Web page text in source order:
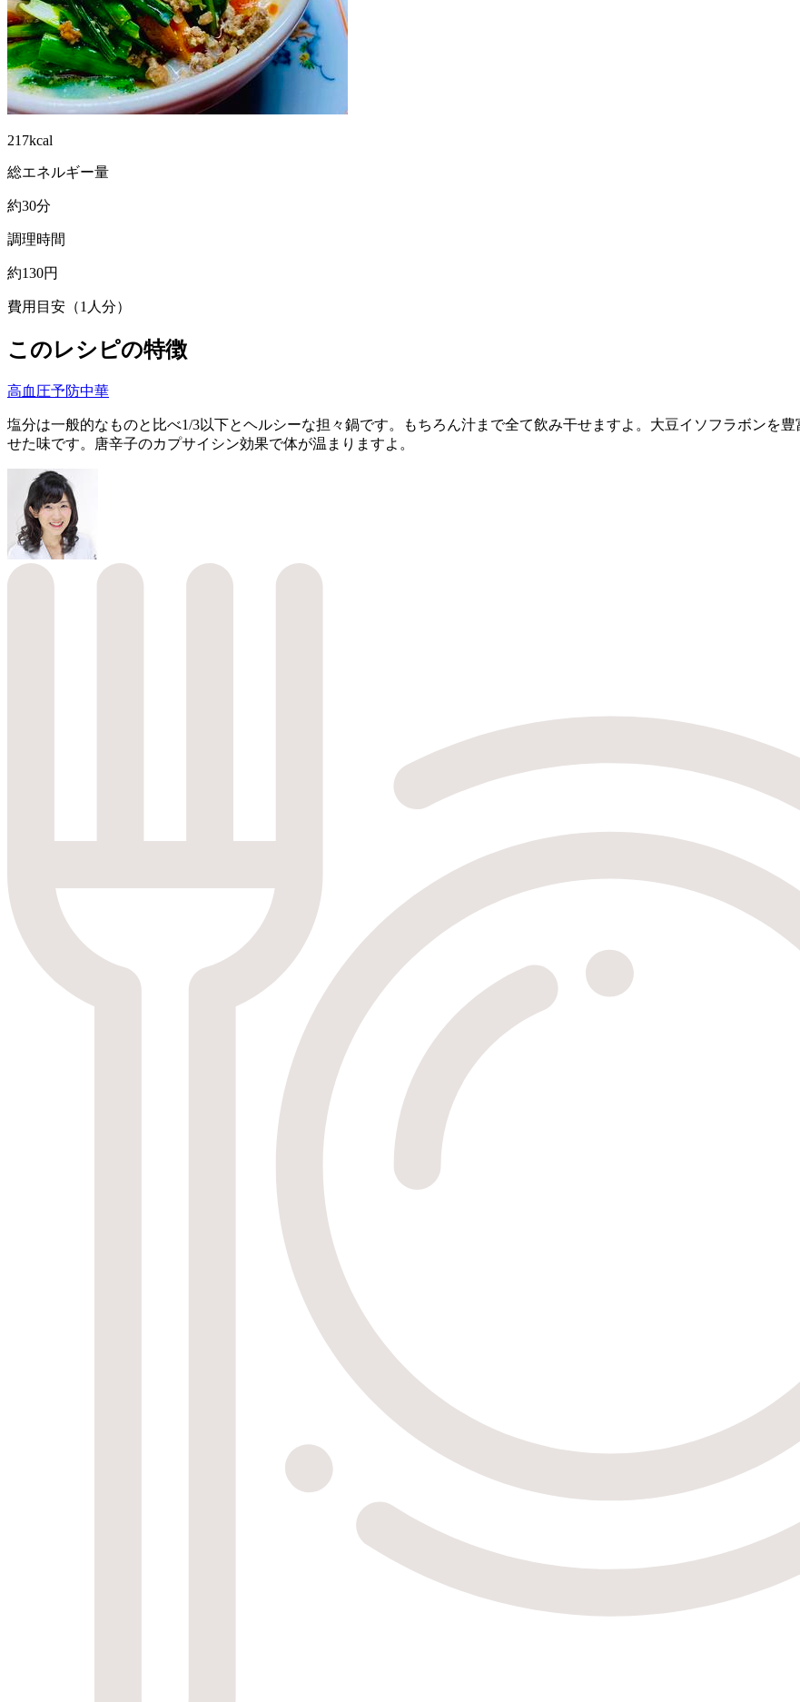
217kcal
総エネルギー量
約30分
調理時間
約130円
費用目安（1人分）
このレシピの特徴
高血圧予防中華
塩分は一般的なものと比べ1/3以下とヘルシーな担々鍋です。もちろん汁まで全て飲み干せますよ。大豆イソフラボンを
せた味です。唐辛子のカプサイシン効果で体が温まりますよ。